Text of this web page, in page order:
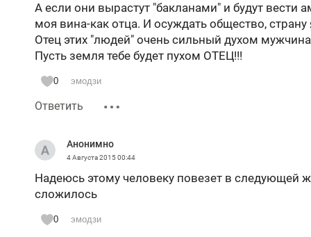
А если они вырастут "бакланами" и будут вести
моя вина-как отца. И осуждать общество,
Отец этих "людей" очень сильный духом
Пусть земля тебе будет пухом ОТЕЦ!!!
0 эмодзи
Ответить
Анонимно
4 Августа 201500:44
Надеюсь этому человеку повезет в следующей
сложилось
0 эмодзи